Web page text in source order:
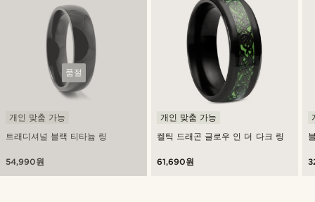
품절
트래디셔널 블랙 티타늄 링
개인 맞춤 가능
54,990원
켈틱 드래곤 글로우 인 더 다크 링
개인 맞춤 가능
61,690원